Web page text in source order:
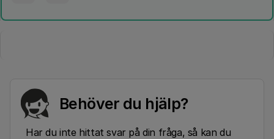
Behöver du hjälp?
Har du inte hittat svar på din fråga, så kan du